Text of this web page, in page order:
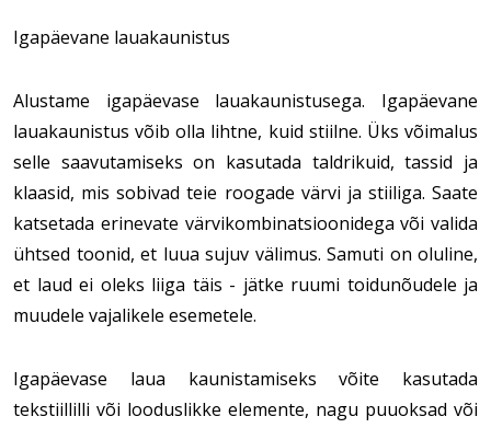
Igapäevane lauakaunistus
Alustame igapäevase lauakaunistusega. Igapäevane
lauakaunistus võib olla lihtne, kuid stiilne. Üks võimalus
selle saavutamiseks on kasutada taldrikuid, tassid ja
klaasid, mis sobivad teie roogade värvi ja stiiliga. Saate
katsetada erinevate värvikombinatsioonidega või valida
ühtsed toonid, et luua sujuv välimus. Samuti on oluline,
et laud ei oleks liiga täis - jätke ruumi toidunõudele ja
muudele vajalikele esemetele.
Igapäevase laua kaunistamiseks võite kasutada
tekstiillilli või looduslikke elemente, nagu puuoksad või